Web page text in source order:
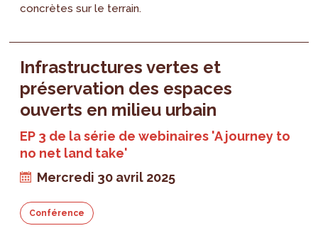
concrètes sur le terrain.
Infrastructures vertes et
préservation des espaces
ouverts en milieu urbain
EP 3 de la série de webinaires 'A journey to
no net land take'
Mercredi 30 avril 2025
Conférence